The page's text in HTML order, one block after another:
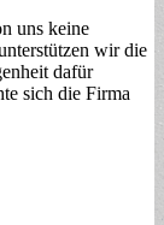
uns keine
wir die
dafür
sich die Firma